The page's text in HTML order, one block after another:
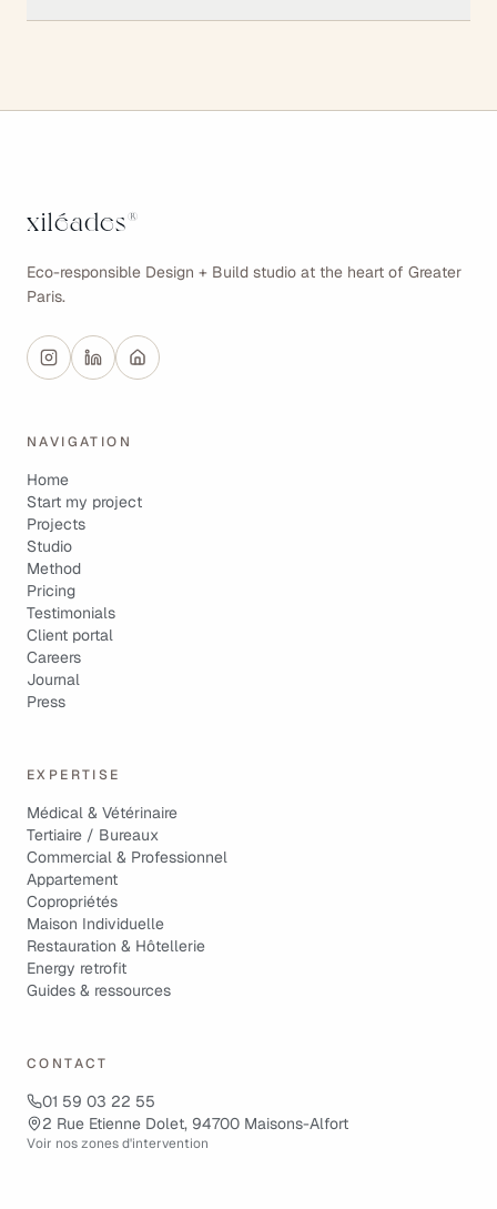
xiléades ®
Eco-responsible Design + Build studio at the heart of Greater
Paris.
NAVIGATION
Home
Start my project
Projects
Studio
Method
Pricing
Testimonials
Client portal
Careers
Journal
Press
EXPERTISE
Médical & Vétérinaire
Tertiaire / Bureaux
Commercial & Professionnel
Appartement
Copropriétés
Maison Individuelle
Restauration & Hôtellerie
Energy retrofit
Guides & ressources
CONTACT
01 59 03 22 55
2 Rue Etienne Dolet, 94700 Maisons-Alfort
Voir nos zones d'intervention